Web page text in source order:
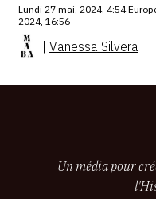
Lundi 27 mai, 2024, 4:54
2024, 16:56
| Vanessa Silvera
Un média pour